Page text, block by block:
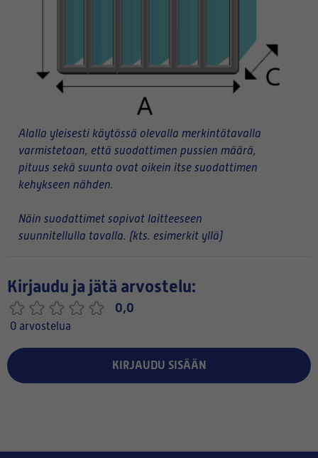
Alalla yleisesti käytössä olevalla merkintätavalla
varmistetaan, että suodattimen pussien määrä,
pituus sekä suunta ovat oikein itse suodattimen
kehykseen nähden.
Näin suodattimet sopivat laitteeseen
suunnitellulla tavalla. (kts. esimerkit yllä)
Kirjaudu ja jätä arvostelu:
0,0
0 arvostelua
KIRJAUDU SISÄÄN